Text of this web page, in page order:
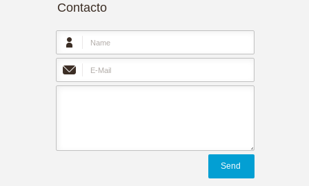
Contacto
Send